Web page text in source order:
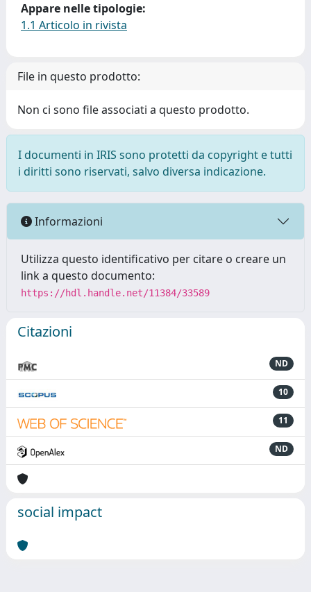
Appare nelle tipologie:
1.1 Articolo in rivista
File in questo prodotto:
Non ci sono file associati a questo prodotto.
I documenti in IRIS sono protetti da copyright e tutti
i diritti sono riservati, salvo diversa indicazione.
Informazioni
Utilizza questo identificativo per citare o creare un
link a questo documento:
https://hdl.handle.net/11384/33589
Citazioni
ND
10
11
ND
social impact